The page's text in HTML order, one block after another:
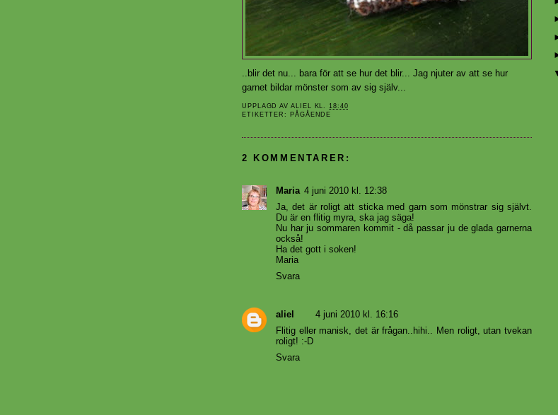
..blir det nu... bara för att se hur det blir... Jag njuter av att se hur
garnet bildar mönster som av sig själv...
UPPLAGD AVALIEL KL. 18:40
ETIKETTER: PÅGÅENDE
2 KOMMENTARER:
Maria 4 juni 2010 kl. 12:38
Ja, det är roligt att sticka med garn som mönstrar sig självt.
Du är en flitig myra, ska jag säga!
Nu har ju sommaren kommit - då passar ju de glada garnerna
också!
Ha det gott i soken!
Maria
Svara
aliel
4 juni 2010 kl. 16:16
Flitig eller manisk, det är frågan..hihi.. Men roligt, utan tvekan
roligt! :-D
Svara